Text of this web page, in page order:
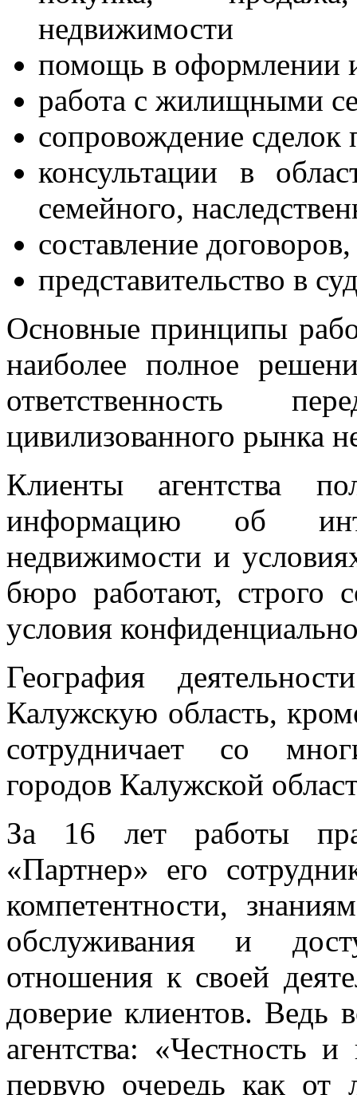
недвижимости
помощь в оформлении
работа с жилищными
сопровождение
консультации в
семейного,
составление
представительство в
Основные принципы
наиболее полное
ответственность
цивилизованного рынка
Клиенты агентства
информацию об
недвижимости и
бюро работают, строго
условия
География
Калужскую область,
сотрудничает со
городов Калужской
За 16 лет работы
«Партнер» его
компетентности,
обслуживания и
отношения к своей
доверие клиентов. Ведь
агентства: «Честность
первую очередь как от